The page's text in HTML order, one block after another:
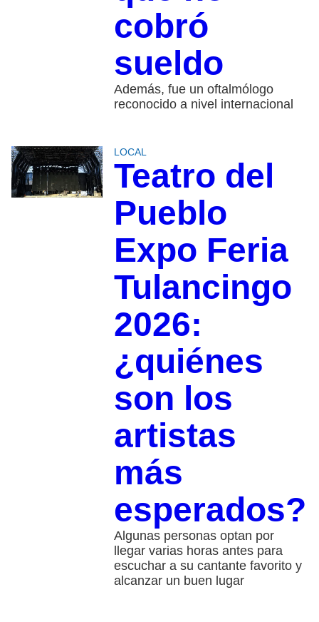
cobró
sueldo
Además, fue un oftalmólogo
reconocido a nivel internacional
LOCAL
Teatro del
Pueblo
Expo Feria
Tulancingo
2026:
¿quiénes
son los
artistas
más
esperados?
Algunas personas optan por
llegar varias horas antes para
escuchar a su cantante favorito y
alcanzar un buen lugar